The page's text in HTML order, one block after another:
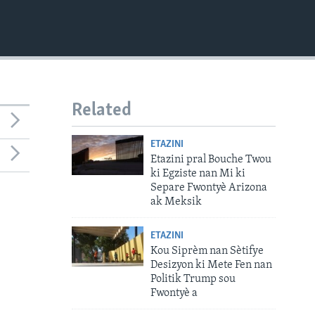
Related
ETAZINI
Etazini pral Bouche Twou
ki Egziste nan Mi ki
Separe Fwontyè Arizona
ak Meksik
ETAZINI
Kou Siprèm nan Sètifye
Desizyon ki Mete Fen nan
Politik Trump sou
Fwontyè a